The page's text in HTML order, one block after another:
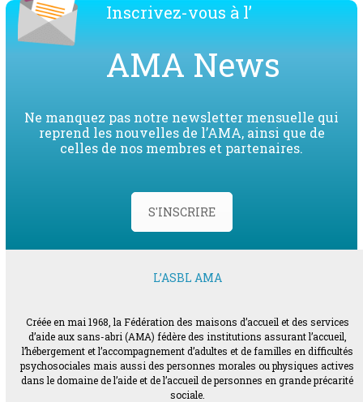
Inscrivez-vous à l’
AMA News
Ne manquez pas notre newsletter mensuelle qui
reprend les nouvelles de l’AMA, ainsi que de
celles de nos membres et partenaires.
S'INSCRIRE
L’ASBL AMA
Créée en mai 1968, la Fédération des maisons d’accueil et des services
d’aide aux sans-abri (AMA) fédère des institutions assurant l’accueil,
l’hébergement et l’accompagnement d’adultes et de familles en difficultés
psychosociales mais aussi des personnes morales ou physiques actives
dans le domaine de l’aide et de l’accueil de personnes en grande précarité
sociale.